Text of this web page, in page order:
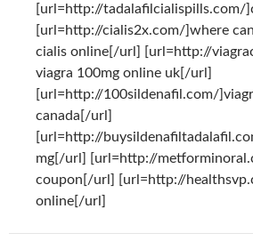
[url=http://tadalafilcialispills.com/
[url=http://cialis2x.com/]where
cialis online[/url] [url=http://
viagra 100mg online uk[/url]
[url=http://100sildenafil.com/
canada[/url]
[url=http://
mg[/url] [url=http://
coupon[/url] [url=http://
online[/url]